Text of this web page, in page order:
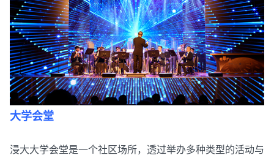
大学会堂
浸大大学会堂是一个社区场所，透过举办多种类型的活动与